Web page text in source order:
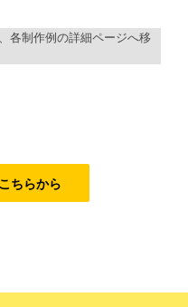
各制作例の詳細ページへ移
ちらから